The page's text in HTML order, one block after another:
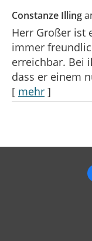
Constanze Illing
Herr Großer ist
immer
erreichbar. Bei
dass er einem
[ mehr ]